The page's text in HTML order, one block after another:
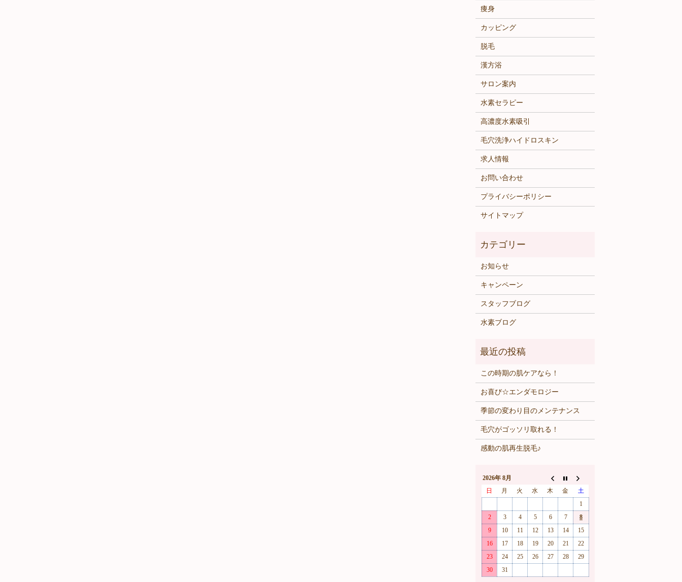
痩身
カッピング
脱毛
漢方浴
サロン案内
水素セラピー
高濃度水素吸引
毛穴洗浄ハイドロスキン
求人情報
お問い合わせ
プライバシーポリシー
サイトマップ
お知らせ
キャンペーン
スタッフブログ
水素ブログ
この時期の肌ケアなら！
お喜び☆エンダモロジー
季節の変わり目のメンテナンス
毛穴がゴッソリ取れる！
感動の肌再生脱毛♪
2026年 8月
日
月 火 水 木 金
土
1
2
3 4 5 6 7
8
9
10 11 12 13 14
15
16
17 18 19 20 21
22
23
24 25 26 27 28
29
30
31